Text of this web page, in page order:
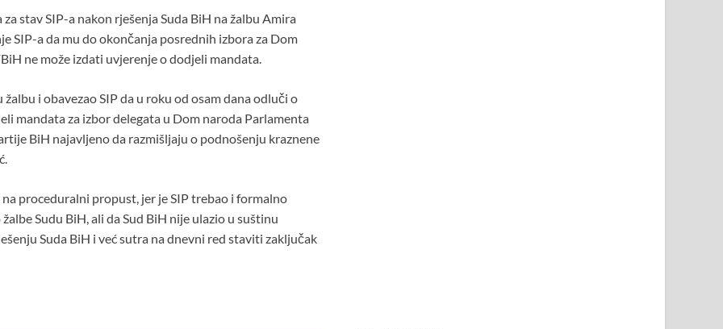
stav SIP-a nakon rješenja Suda BiH na žalbu Amira
SIP-a da mu do okončanja posrednih izbora za Dom
ne može izdati uvjerenje o dodjeli mandata.
i obavezao SIP da u roku od osam dana odluči o
mandata za izbor delegata u Dom naroda Parlamenta
BiH najavljeno da razmišljaju o podnošenju kraznene
proceduralni propust, jer je SIP trebao i formalno
Sudu BiH, ali da Sud BiH nije ulazio u suštinu
Suda BiH i već sutra na dnevni red staviti zaključak